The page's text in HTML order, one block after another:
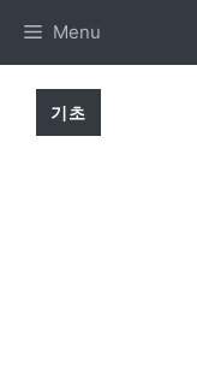
Menu
기초